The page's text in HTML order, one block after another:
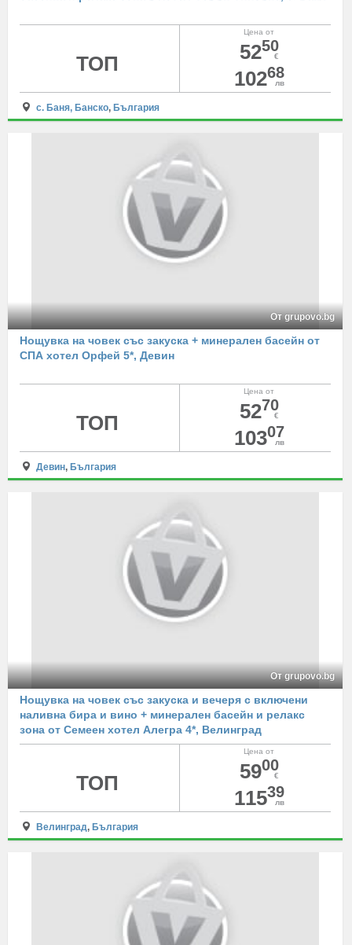
Цена от
5250
€
10268
лв
ТОП
с. Баня, Банско, България
От grupovo.bg
Нощувка на човек със закуска + минерален басейн от
СПА хотел Орфей 5*, Девин
Цена от
5270
€
10307
лв
ТОП
Девин, България
От grupovo.bg
Нощувка на човек със закуска и вечеря с включени
наливна бира и вино + минерален басейн и релакс
зона от Семеен хотел Алегра 4*, Велинград
Цена от
5900
€
11539
лв
ТОП
Велинград, България